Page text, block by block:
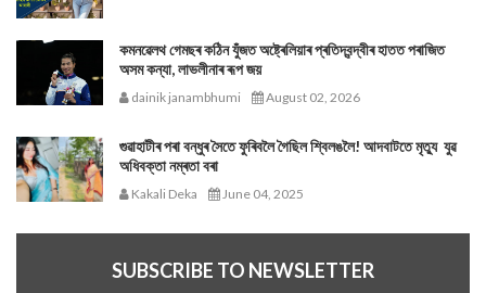
কমনৱেলথ গেমছৰ কঠিন যুঁজত অষ্ট্ৰেলিয়াৰ প্ৰতিদ্বন্দ্বীৰ হাতত পৰাজিত
অসম কন্যা, লাভলীনাৰ ৰূপ জয়
dainik janambhumi August 02, 2026
গুৱাহাটীৰ পৰা বন্ধুৰ সৈতে ফুৰিবলৈ গৈছিল শ্বিলঙলৈ! আদবাটতে মৃত্যু যুৱ
অধিবক্তা নম্ৰতা বৰা
Kakali Deka June 04, 2025
SUBSCRIBE TO NEWSLETTER